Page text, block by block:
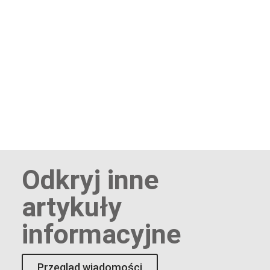
Odkryj inne
artykuły
informacyjne
Przegląd wiadomości